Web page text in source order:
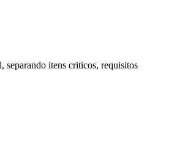
separando itens criticos, requisitos